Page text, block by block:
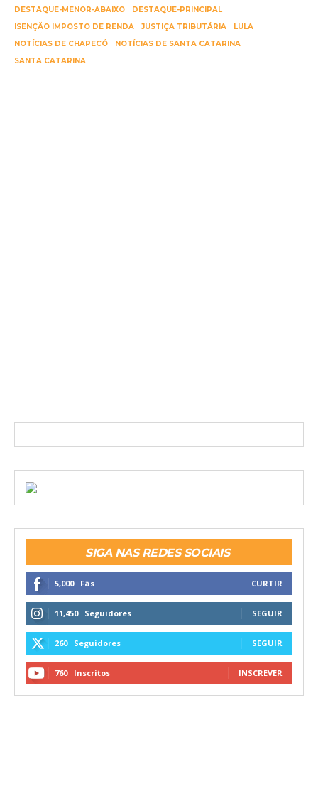
DESTAQUE-MENOR-ABAIXO
DESTAQUE-PRINCIPAL
ISENÇÃO IMPOSTO DE RENDA
JUSTIÇA TRIBUTÁRIA
LULA
NOTÍCIAS DE CHAPECÓ
NOTÍCIAS DE SANTA CATARINA
SANTA CATARINA
SIGA NAS REDES SOCIAIS
5,000 Fãs CURTIR
11,450 Seguidores SEGUIR
260 Seguidores SEGUIR
760 Inscritos INSCREVER